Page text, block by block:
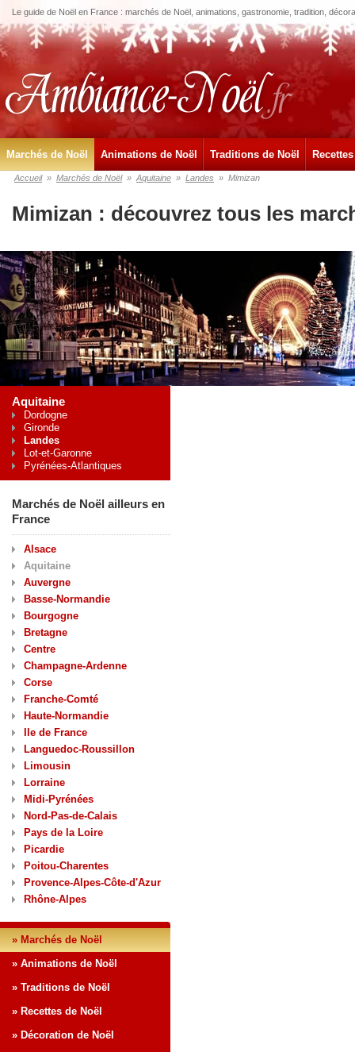
Le guide de Noël en France : marchés de Noël, animations, gastronomie, tradition,
Marchés de Noël Animations de Noël Traditions de Noël
Accueil » Marchés de Noël » Aquitaine » Landes » Mimizan
Mimizan : découvrez tous les
Aquitaine
Dordogne
Gironde
Landes
Lot-et-Garonne
Pyrénées-Atlantiques
Marchés de Noël ailleurs en
France
Alsace
Aquitaine
Auvergne
Basse-Normandie
Bourgogne
Bretagne
Centre
Champagne-Ardenne
Corse
Franche-Comté
Haute-Normandie
Ile de France
Languedoc-Roussillon
Limousin
Lorraine
Midi-Pyrénées
Nord-Pas-de-Calais
Pays de la Loire
Picardie
Poitou-Charentes
Provence-Alpes-Côte-d'Azur
Rhône-Alpes
» Marchés de Noël
» Animations de Noël
» Traditions de Noël
» Recettes de Noël
» Décoration de Noël